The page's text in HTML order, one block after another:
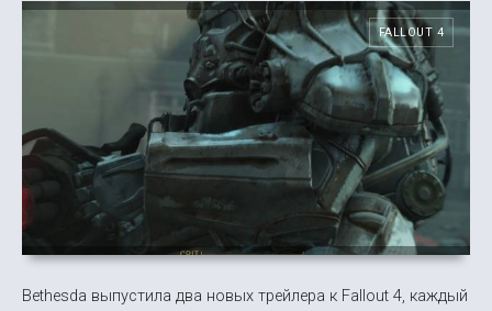
FALLOUT 4
Bethesda выпустила два новых трейлера к Fallout 4, каждый